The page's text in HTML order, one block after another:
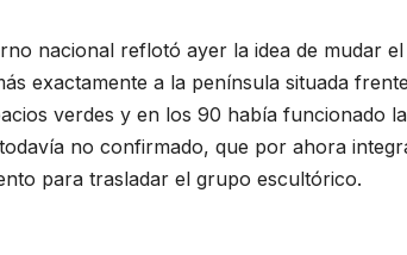
nacional reflotó ayer la idea de mudar
exactamente a la península situada
verdes y en los 90 había funcionado
no confirmado, que por ahora
para trasladar el grupo escultórico.